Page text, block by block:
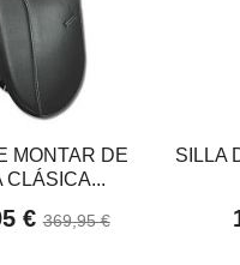
MONTAR DE
CLÁSICA...
€369,95 €
SILLA